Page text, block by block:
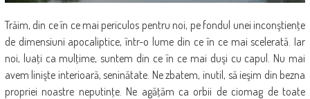
Trăim, din ce în ce mai periculos pentru noi, pe fondul unei inconştienţe
de dimensiuni apocaliptice, într-o lume din ce în ce mai scelerată. Iar
noi, luaţi ca mulţime, suntem din ce în ce mai duşi cu capul. Nu mai
avem linişte interioară, seninătate. Ne zbatem, inutil, să ieşim din bezna
propriei noastre neputinţe. Ne agăţăm ca orbii de ciomag de toate